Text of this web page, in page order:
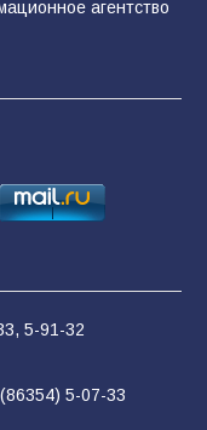
в 2026 году
ответ
агентство
5-91-32
5-07-33